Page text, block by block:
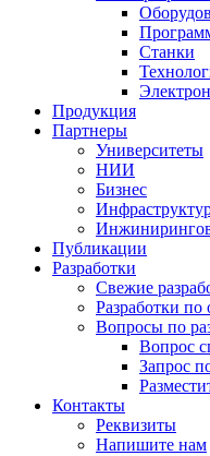
Станки
Продукция
Партнеры
Университеты
НИИ
Бизнес
Публикации
Разработки
Свежие
Разработки по
Вопросы по
Вопрос
Запрос
Контакты
Реквизиты
Напишите нам